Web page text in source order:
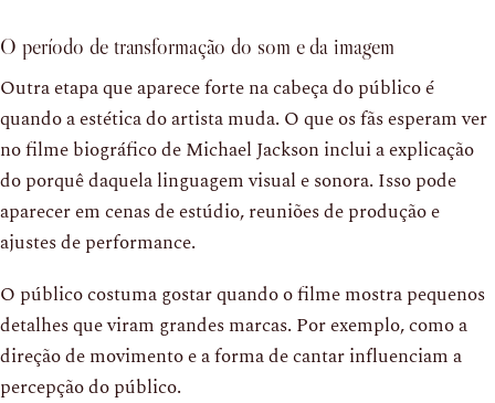
O período de transformação do som e da imagem
Outra etapa que aparece forte na cabeça do público é
quando a estética do artista muda. O que os fãs esperam ver
no filme biográfico de Michael Jackson inclui a explicação
do porquê daquela linguagem visual e sonora. Isso pode
aparecer em cenas de estúdio, reuniões de produção e
ajustes de performance.
O público costuma gostar quando o filme mostra pequenos
detalhes que viram grandes marcas. Por exemplo, como a
direção de movimento e a forma de cantar influenciam a
percepção do público.